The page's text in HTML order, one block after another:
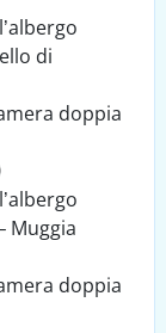
di
doppia
doppia